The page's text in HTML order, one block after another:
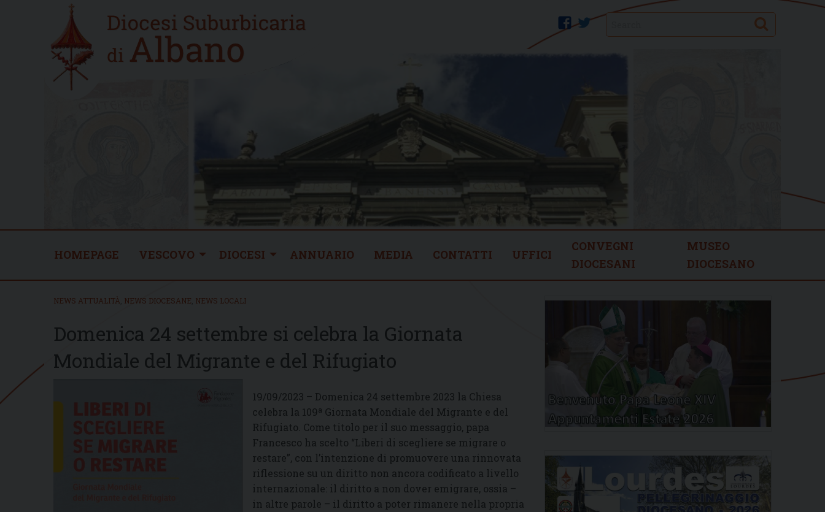
Home
new
twitter
facebook Search
HOMEPAGE VESCOVO DIOCESI ANNUARIO MEDIA CONTATTI UFFICI
CONVEGNI
DIOCESANI
MUSEO
DIOCESANO
NEWS ATTUALITÀ NEWS DIOCESANE NEWS LOCALI
Domenica 24 settembre si celebra la Giornata
Mondiale del Migrante e del Rifugiato
19/09/2023 – Domenica 24 settembre 2023 la Chiesa
celebra la 109ª Giornata Mondiale del Migrante e del
Rifugiato. Come titolo per il suo messaggio, papa
Francesco ha scelto “Liberi di scegliere se migrare o
restare”, con l’intenzione di promuovere una rinnovata
riflessione su un diritto non ancora codificato a livello
internazionale: il diritto a non dover emigrare, ossia –
in altre parole – il diritto a poter rimanere nella propria